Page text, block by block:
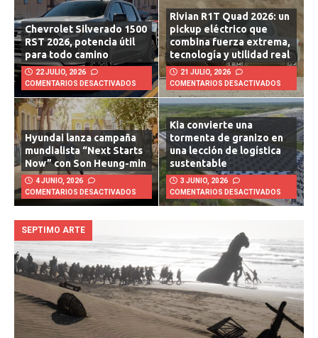
Chevrolet Silverado 1500
RST 2026, potencia útil
para todo camino
22 JULIO, 2026
COMENTARIOS DESACTIVADOS
Rivian R1T Quad 2026: un
pickup eléctrico que
combina fuerza extrema,
tecnología y utilidad real
21 JULIO, 2026
COMENTARIOS DESACTIVADOS
Hyundai lanza campaña
mundialista “Next Starts
Now” con Son Heung-min
4 JUNIO, 2026
COMENTARIOS DESACTIVADOS
Kia convierte una
tormenta de granizo en
una lección de logística
sustentable
3 JUNIO, 2026
COMENTARIOS DESACTIVADOS
SEPTIMO ARTE